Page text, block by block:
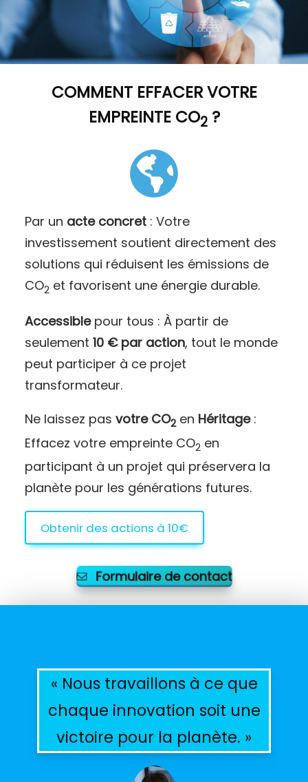
COMMENT EFFACER VOTRE
EMPREINTE CO2?
Par un acte concret: Votre
investissement soutient directement des
solutions qui réduisent les émissions de
CO2 et favorisent une énergie durable.
Accessiblepour tous : À partir de
seulement 10 € par action, tout le monde
peut participer à ce projet
transformateur.
Ne laissez pas votre CO2en Héritage:
Effacez votre empreinte CO2 en
participant à un projet qui préservera la
planète pour les générations futures.
Obtenir des actions à 10€
Formulaire de contact
« Nous travaillons à ce que
chaque innovation soit une
victoire pour la planète. »